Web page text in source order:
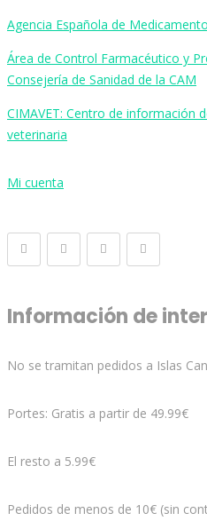
Agencia Española de
Área de Control Farmacéutico y
Consejería de Sanidad de la CAM
CIMAVET: Centro de información
veterinaria
Mi cuenta
Información de
No se tramitan pedidos a Islas
Portes: Gratis a partir de 49.99€
El resto a 5.99€
Pedidos de menos de 10€ (sin